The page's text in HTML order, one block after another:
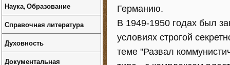
Германию.
В 1949-1950 годах был
условиях строгой
теме "Развал
Наука, Образование
Справочная литература
Духовность
Документальная